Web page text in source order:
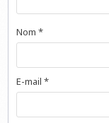
Nom*
E-mail*